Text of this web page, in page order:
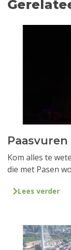
Kom alles te
die met Pasen
Lees verder